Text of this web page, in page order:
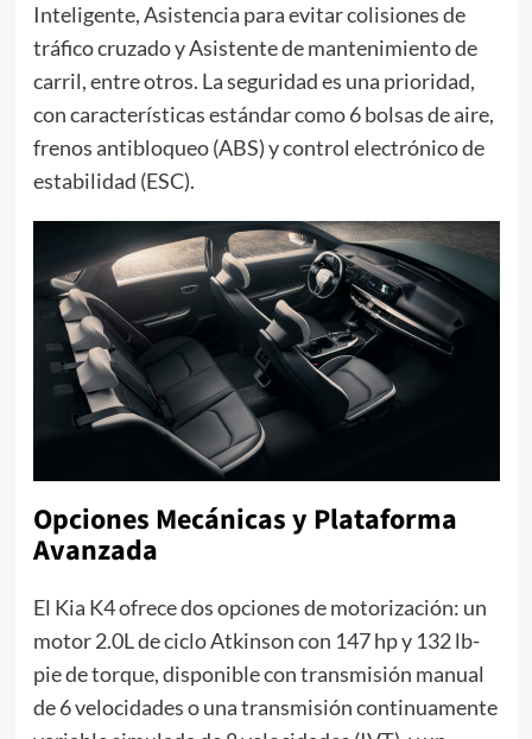
Inteligente, Asistencia para evitar colisiones de
tráfico cruzado y Asistente de mantenimiento de
carril, entre otros. La seguridad es una prioridad,
con características estándar como 6 bolsas de aire,
frenos antibloqueo (ABS) y control electrónico de
estabilidad (ESC).
Opciones Mecánicas y Plataforma
Avanzada
El Kia K4 ofrece dos opciones de motorización: un
motor 2.0L de ciclo Atkinson con 147 hp y 132 lb-
pie de torque, disponible con transmisión manual
de 6 velocidades o una transmisión continuamente